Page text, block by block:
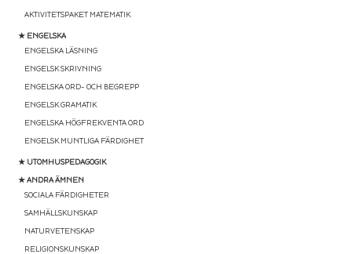
AKTIVITETSPAKET MATEMATIK
★ ENGELSKA
ENGELSKA LÄSNING
ENGELSK SKRIVNING
ENGELSKA ORD- OCH BEGREPP
ENGELSK GRAMATIK
ENGELSKA HÖGFREKVENTA ORD
ENGELSK MUNTLIGA FÄRDIGHET
★ UTOMHUSPEDAGOGIK
★ ANDRA ÄMNEN
SOCIALA FÄRDIGHETER
SAMHÄLLSKUNSKAP
NATURVETENSKAP
RELIGIONSKUNSKAP